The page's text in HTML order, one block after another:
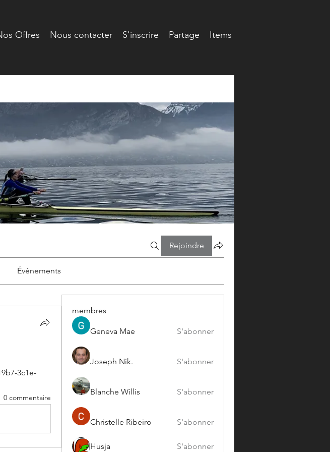
Offres Nous contacter S'inscrire Partage
Items
Rejoindre
Événements
3c1e-
0 commentaire
membres
Geneva Mae S'abonner
Joseph Nik. S'abonner
Blanche Willis S'abonner
Christelle Ribeiro S'abonner
Husja S'abonner